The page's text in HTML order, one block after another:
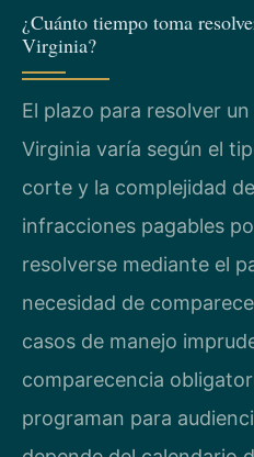
¿Cuánto tiempo toma
Virginia?
El plazo para resolver
Virginia varía según el
corte y la complejidad
infracciones pagables
resolverse mediante el
necesidad de
casos de manejo
comparecencia
programan para